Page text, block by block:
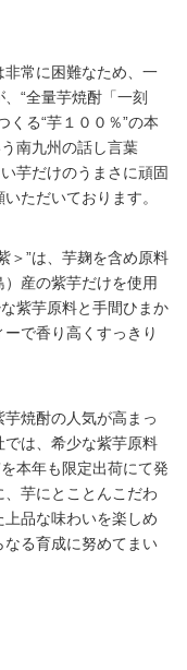
常に困難なため、一
“全量芋焼酎「一刻
くる“芋１００％”の本
南九州の話し言葉
芋だけのうまさに頑固
ただいております。
＞”は、芋麹を含め原料
産の紫芋だけを使用
紫芋原料と手間ひまか
で香り高くすっきり
焼酎の人気が高まっ
は、希少な紫芋原料
本年も限定出荷にて発
芋にとことんこだわ
品な味わいを楽しめ
る育成に努めてまい